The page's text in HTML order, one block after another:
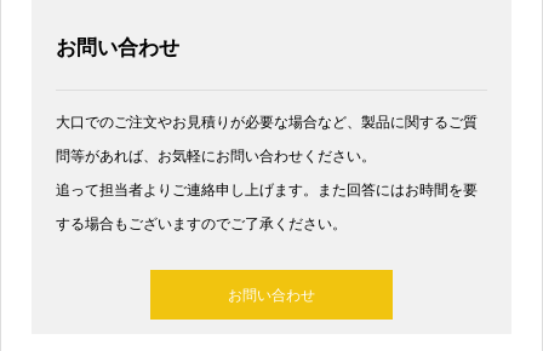
お問い合わせ
大口でのご注文やお見積りが必要な場合など、製品に関するご質
問等があれば、お気軽にお問い合わせください。
追って担当者よりご連絡申し上げます。また回答にはお時間を要
する場合もございますのでご了承ください。
お問い合わせ